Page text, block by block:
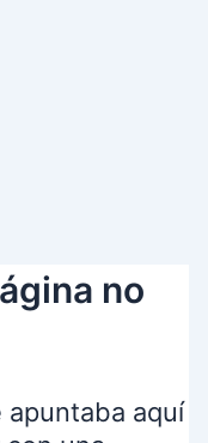
no
apuntaba aquí